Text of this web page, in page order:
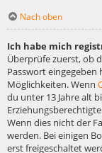
Nach oben
Ich habe mich
Überprüfe zuerst, ob
Passwort eingegeben
Möglichkeiten. Wenn
du unter 13 Jahre alt
Wenn dies nicht der
werden. Bei einigen
erst freigeschaltet